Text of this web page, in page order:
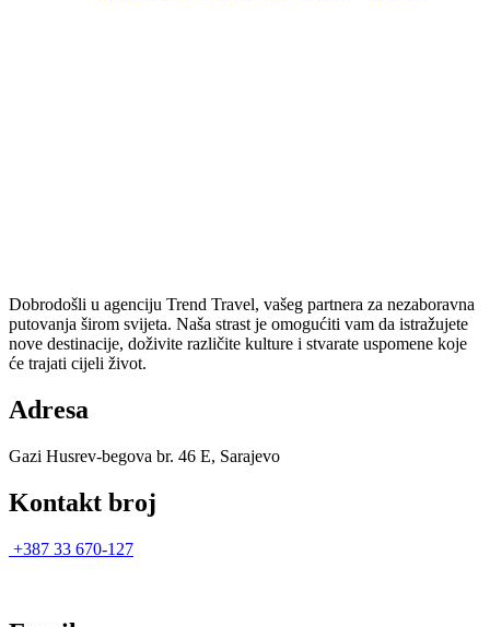
Dobrodošli u agenciju Trend Travel, vašeg partnera za nezaboravna
putovanja širom svijeta. Naša strast je omogućiti vam da istražujete
nove destinacije, doživite različite kulture i stvarate uspomene koje
će trajati cijeli život.
Adresa
Gazi Husrev-begova br. 46 E, Sarajevo
Kontakt broj
+387 33 670-127